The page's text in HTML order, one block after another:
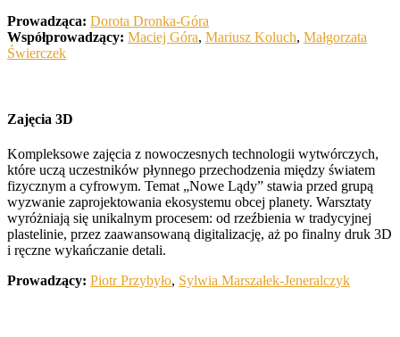
Prowadząca: Dorota Dronka-Góra
Współprowadzący: Maciej Góra, Mariusz Koluch, Małgorzata
Świerczek
Zajęcia 3D
Kompleksowe zajęcia z nowoczesnych technologii wytwórczych,
które uczą uczestników płynnego przechodzenia między światem
fizycznym a cyfrowym. Temat „Nowe Lądy” stawia przed grupą
wyzwanie zaprojektowania ekosystemu obcej planety. Warsztaty
wyróżniają się unikalnym procesem: od rzeźbienia w tradycyjnej
plastelinie, przez zaawansowaną digitalizację, aż po finalny druk 3D
i ręczne wykańczanie detali.
Prowadzący: Piotr Przybyło, Sylwia Marszałek-Jeneralczyk